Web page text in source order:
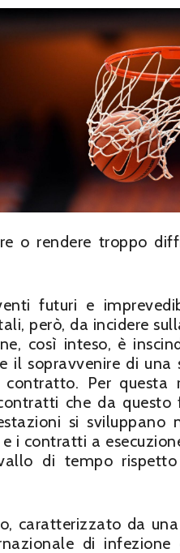
o rendere troppo
futuri e
però, da incidere
così inteso, è
il sopravvenire di una
Per questa
che da questo
si sviluppano
i contratti a
di tempo
caratterizzato da
di infezione